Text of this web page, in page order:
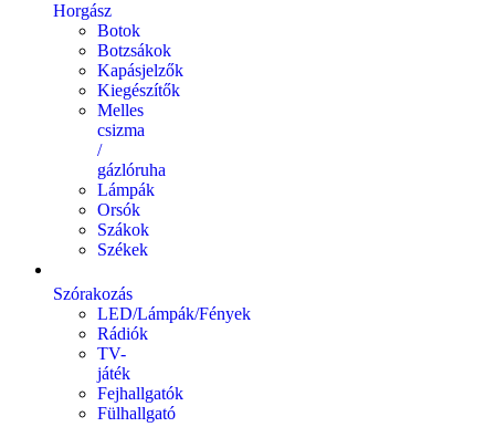
Horgász
Botok
Botzsákok
Kapásjelzők
Kiegészítők
Melles
csizma
/
gázlóruha
Lámpák
Orsók
Szákok
Székek
Szórakozás
LED/Lámpák/Fények
Rádiók
TV-
játék
Fejhallgatók
Fülhallgató